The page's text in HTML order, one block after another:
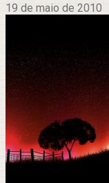
19 de maio de 2010